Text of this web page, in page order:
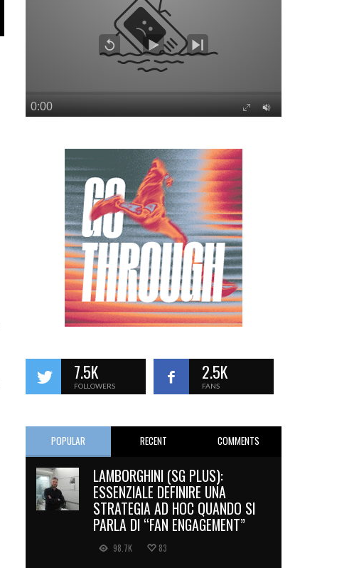
7.5K
FOLLOWERS
2.5K
FANS
POPULAR RECENT COMMENTS
LAMBORGHINI (SG PLUS):
ESSENZIALE DEFINIRE UNA
STRATEGIA AD HOC QUANDO SI
PARLA DI “FAN ENGAGEMENT”
98.7K 83